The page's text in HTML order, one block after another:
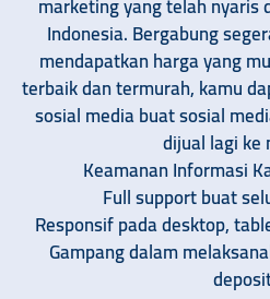
Indonesia. Bergabung
mendapatkan harga yang
terbaik dan termurah, kamu
sosial media buat sosial
dijual lagi ke
Keamanan Informasi
Full support buat
Responsif pada desktop,
Gampang dalam